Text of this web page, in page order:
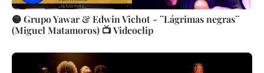
🟡 Grupo Yawar & Edwin Vichot - ¨Lágrimas negras¨
(Miguel Matamoros) 📺 Videoclip